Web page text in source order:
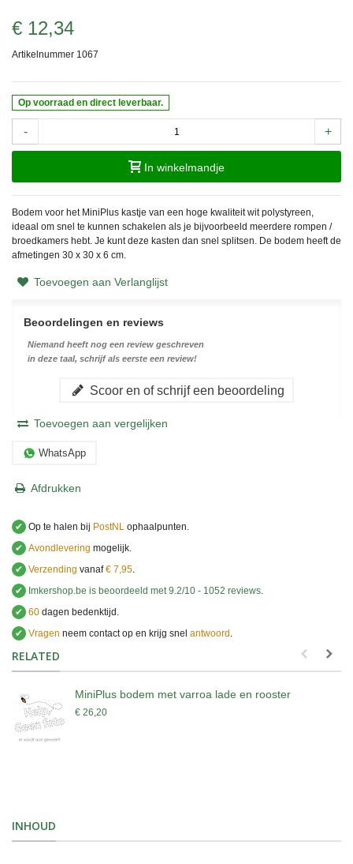
€ 12,34
Artikelnummer 1067
Op voorraad en direct leverbaar.
- +
In winkelmandje
Bodem voor het MiniPlus kastje van een hoge kwaliteit wit polystyreen,
ideaal om snel te kunnen schakelen als je bijvoorbeeld meerdere rompen /
broedkamers hebt. Je kunt deze kasten dan snel splitsen. De bodem heeft de
afmetingen 30 x 30 x 6 cm.
Toevoegen aan Verlanglijst
Beoordelingen en reviews
Niemand heeft nog een review geschreven
in deze taal, schrijf als eerste een review!
Scoor en of schrijf een beoordeling
Toevoegen aan vergelijken
WhatsApp
Afdrukken
✔ Op te halen bij PostNL ophaalpunten.
✔ Avondlevering mogelijk.
✔ Verzending vanaf€ 7,95.
✔
Imkershop.be is beoordeeld met9.2/10 - 1052 reviews.
✔ 60 dagen bedenktijd.
✔ Vragen neem contact op en krijg snel antwoord .
RELATED
MiniPlus bodem met varroa lade en rooster
€ 26,20
INHOUD